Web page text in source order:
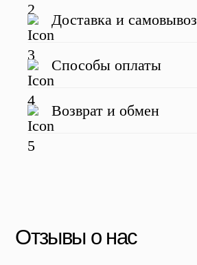
Доставка и самовывоз
Способы оплаты
Возврат и обмен
Отзывы о нас
Яна